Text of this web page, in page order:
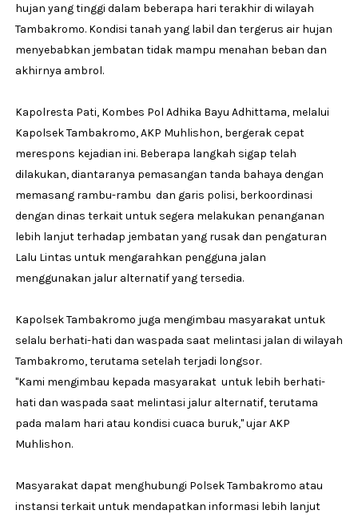
hujan yang tinggi dalam beberapa hari terakhir di wilayah
Tambakromo. Kondisi tanah yang labil dan tergerus air hujan
menyebabkan jembatan tidak mampu menahan beban dan
akhirnya ambrol.
Kapolresta Pati, Kombes Pol Adhika Bayu Adhittama, melalui
Kapolsek Tambakromo, AKP Muhlishon, bergerak cepat
merespons kejadian ini. Beberapa langkah sigap telah
dilakukan, diantaranya pemasangan tanda bahaya dengan
memasang rambu-rambu dan garis polisi, berkoordinasi
dengan dinas terkait untuk segera melakukan penanganan
lebih lanjut terhadap jembatan yang rusak dan pengaturan
Lalu Lintas untuk mengarahkan pengguna jalan
menggunakan jalur alternatif yang tersedia.
Kapolsek Tambakromo juga mengimbau masyarakat untuk
selalu berhati-hati dan waspada saat melintasi jalan di wilayah
Tambakromo, terutama setelah terjadi longsor.
"Kami mengimbau kepada masyarakat untuk lebih berhati-
hati dan waspada saat melintasi jalur alternatif, terutama
pada malam hari atau kondisi cuaca buruk," ujar AKP
Muhlishon.
Masyarakat dapat menghubungi Polsek Tambakromo atau
instansi terkait untuk mendapatkan informasi lebih lanjut